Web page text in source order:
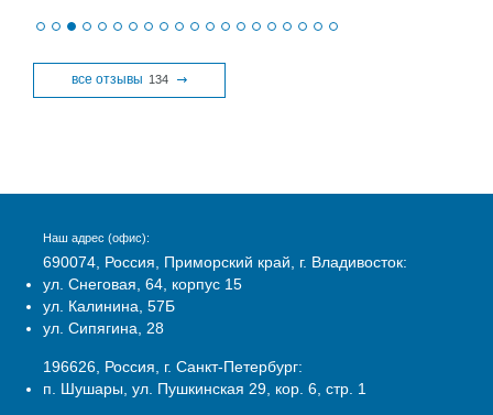
все отзывы 134
Наш адрес (офис):
690074, Россия, Приморский край, г. Владивосток:
ул. Снеговая, 64, корпус 15
ул. Калинина, 57Б
ул. Сипягина, 28
196626, Россия, г. Санкт-Петербург:
п. Шушары, ул. Пушкинская 29, кор. 6, стр. 1